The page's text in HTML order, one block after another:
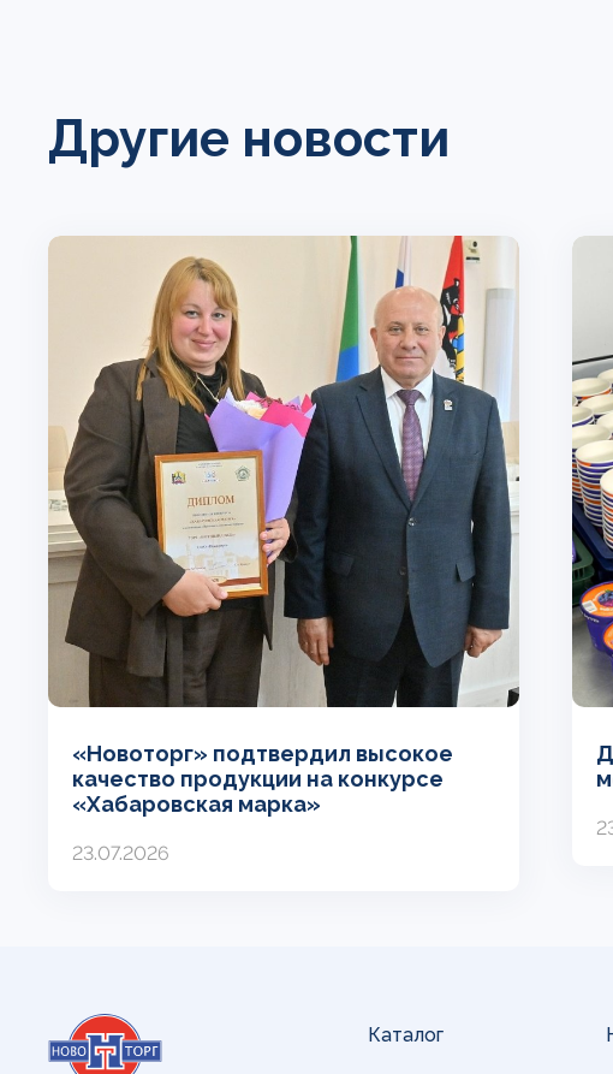
Другие новости
«Новоторг» подтвердил высокое
качество продукции на конкурсе
«Хабаровская марка»
23.07.2026
Каталог